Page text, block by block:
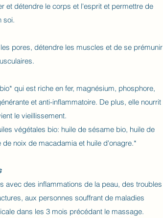
et détendre le corps et l'esprit et permettre de
soi.​
pores, détendre les muscles et de se prémunir
qui est riche en fer, magnésium, phosphore,
et anti-inflammatoire. De plus, elle nourrit
le vieillissement.
végétales bio: huile de sésame bio, huile de
noix de macadamia et huile d'onagre.*
avec des inflammations de la peau, des troubles
aux personnes souffrant de maladies
dans les 3 mois précédant le massage.